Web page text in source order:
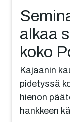
alkaa
koko
Kajaanin
pidetyssä
hienon
hankkeen